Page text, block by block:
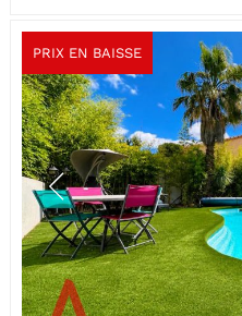
PRIX EN BAISSE